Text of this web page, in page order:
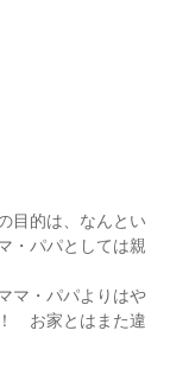
目的は、なんとい
・パパとしては親
マ・パパよりはや
お家とはまた違